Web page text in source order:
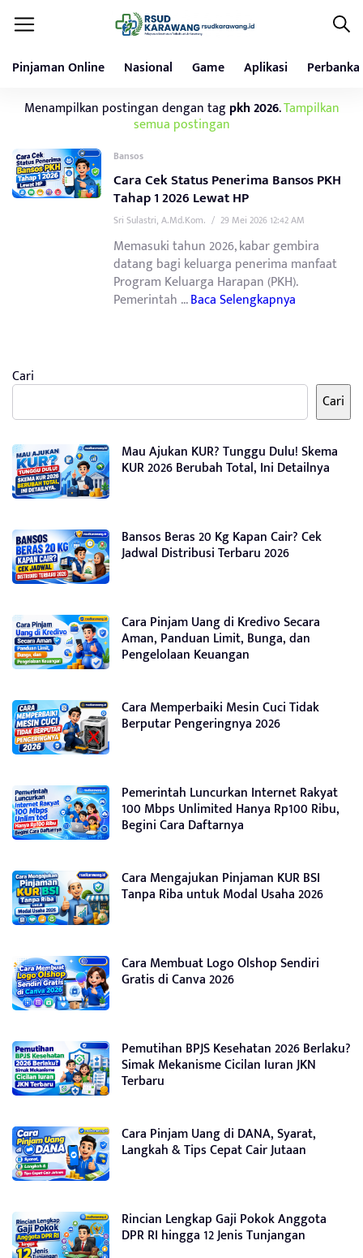
Pinjaman Online Nasional Game Aplikasi
Menampilkan postingan dengan tagpkh 2026.Tampilkan
semua postingan
Bansos
Cara Cek Status Penerima Bansos PKH
Tahap 1 2026 Lewat HP
Sri Sulastri, A.Md.Kom. / 29 Mei 2026 12:42 AM
Memasuki tahun 2026, kabar gembira
datang bagi keluarga penerima manfaat
Program Keluarga Harapan (PKH).
Pemerintah ...Baca Selengkapnya
Cari
Cari
Mau Ajukan KUR? Tunggu Dulu! Skema
KUR 2026 Berubah Total, Ini Detailnya
Bansos Beras 20 Kg Kapan Cair? Cek
Jadwal Distribusi Terbaru 2026
Cara Pinjam Uang di Kredivo Secara
Aman, Panduan Limit, Bunga, dan
Pengelolaan Keuangan
Cara Memperbaiki Mesin Cuci Tidak
Berputar Pengeringnya 2026
Pemerintah Luncurkan Internet Rakyat
100 Mbps Unlimited Hanya Rp100 Ribu,
Begini Cara Daftarnya
Cara Mengajukan Pinjaman KUR BSI
Tanpa Riba untuk Modal Usaha 2026
Cara Membuat Logo Olshop Sendiri
Gratis di Canva 2026
Pemutihan BPJS Kesehatan 2026 Berlaku?
Simak Mekanisme Cicilan Iuran JKN
Terbaru
Cara Pinjam Uang di DANA, Syarat,
Langkah & Tips Cepat Cair Jutaan
Rincian Lengkap Gaji Pokok Anggota
DPR RI hingga 12 Jenis Tunjangan